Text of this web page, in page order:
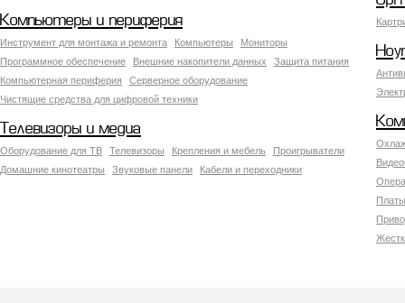
Компьютеры и периферия
Инструмент для монтажа и ремонта Компьютеры
Мониторы
Программное обеспечение
Внешние накопители данных
Защита питания
Компьютерная периферия
Серверное оборудование
Чистящие средства для цифровой техники
Телевизоры и медиа
Оборудование для ТВ Телевизоры Крепления и мебель
Проигрыватели
Домашние кинотеатры
Звуковые панели Кабели и переходники